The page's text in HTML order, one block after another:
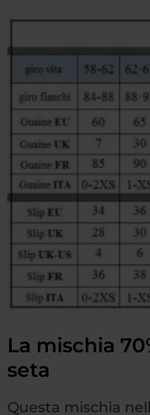
La mischia
seta
Questa mischia